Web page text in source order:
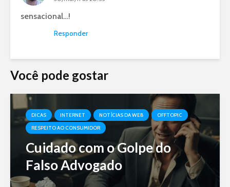
sensacional…!
Responder
Você pode gostar
DICAS INTERNET NOTÍCIAS DA WEB
OFFTOPIC
RESPEITO AO CONSUMIDOR
Cuidado com o Golpe do
Falso Advogado